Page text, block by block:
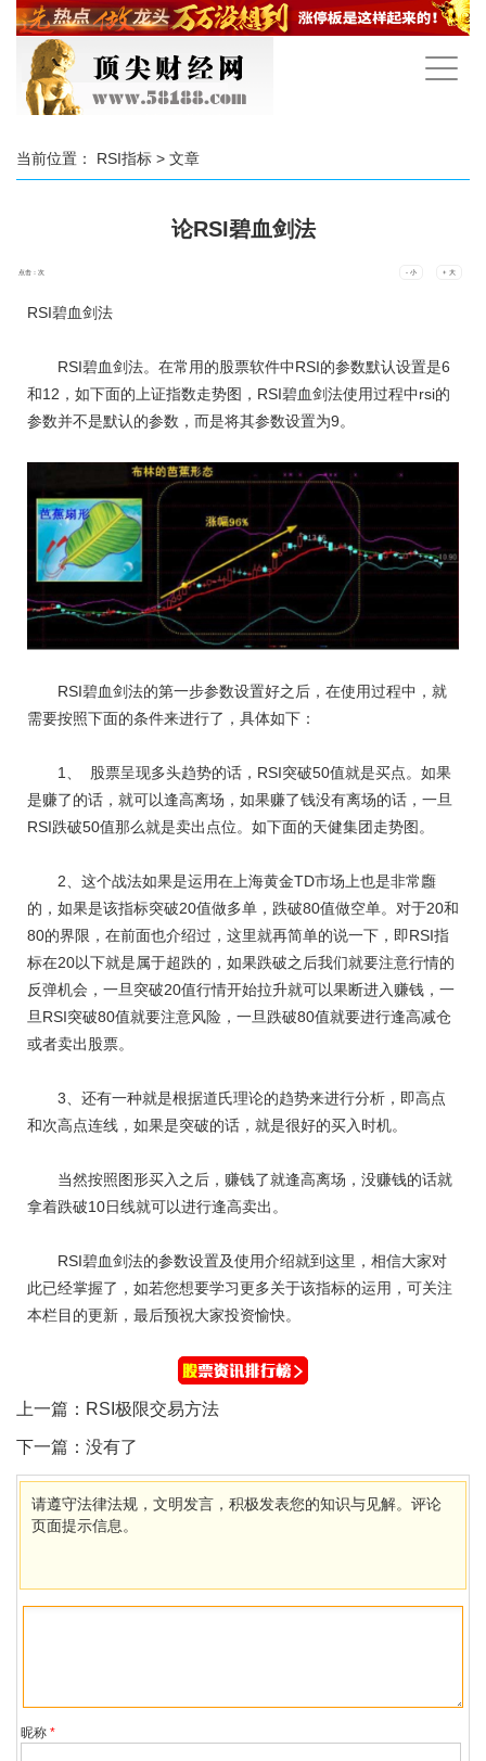
手
机
当前位置： RSI指标 > 文章
论RSI碧血剑法
点击：次 - 小 + 大
RSI碧血剑法
RSI碧血剑法。在常用的股票软件中RSI的参数默认设置是6
和12，如下面的上证指数走势图，RSI碧血剑法使用过程中rsi的
参数并不是默认的参数，而是将其参数设置为9。
RSI碧血剑法的第一步参数设置好之后，在使用过程中，就
需要按照下面的条件来进行了，具体如下：
1、 股票呈现多头趋势的话，RSI突破50值就是买点。如果
是赚了的话，就可以逢高离场，如果赚了钱没有离场的话，一旦
RSI跌破50值那么就是卖出点位。如下面的天健集团走势图。
2、这个战法如果是运用在上海黄金TD市场上也是非常廱
的，如果是该指标突破20值做多单，跌破80值做空单。对于20和
80的界限，在前面也介绍过，这里就再简单的说一下，即RSI指
标在20以下就是属于超跌的，如果跌破之后我们就要注意行情的
反弹机会，一旦突破20值行情开始拉升就可以果断进入赚钱，一
旦RSI突破80值就要注意风险，一旦跌破80值就要进行逢高减仓
或者卖出股票。
3、还有一种就是根据道氏理论的趋势来进行分析，即高点
和次高点连线，如果是突破的话，就是很好的买入时机。
当然按照图形买入之后，赚钱了就逢高离场，没赚钱的话就
拿着跌破10日线就可以进行逢高卖出。
RSI碧血剑法的参数设置及使用介绍就到这里，相信大家对
此已经掌握了，如若您想要学习更多关于该指标的运用，可关注
本栏目的更新，最后预祝大家投资愉快。
上一篇： RSI极限交易方法
下一篇：没有了
请遵守法律法规，文明发言，积极发表您的知识与见解。评论
页面提示信息。
昵称*